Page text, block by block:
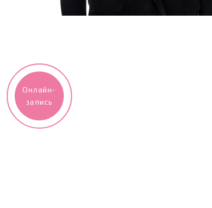
Онлайн-
запись